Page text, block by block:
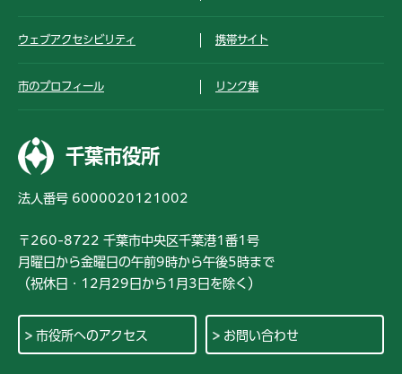
ウェブアクセシビリティ 携帯サイト
市のプロフィール リンク集
千葉市役所
法人番号 6000020121002
〒260-8722 千葉市中央区千葉港1番1号
月曜日から金曜日の午前9時から午後5時まで
（祝休日・12月29日から1月3日を除く）
市役所へのアクセス お問い合わせ